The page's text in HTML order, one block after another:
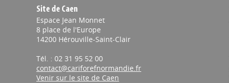
Site de Caen
Espace Jean Monnet
8 place de l'Europe
14200 Hérouville-Saint-Clair
Tél. : 02 31 95 52 00
contact@cariforefnormandie.fr
Venir sur le site de Caen